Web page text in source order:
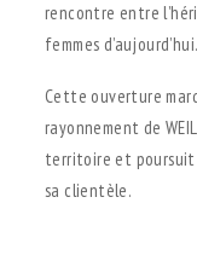
rencontre entre
femmes d’aujourd’hui.
Cette ouverture
rayonnement de
territoire et poursuit
sa clientèle.